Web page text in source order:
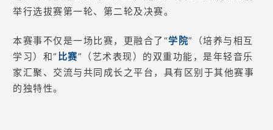
举行选拔赛第一轮、第二轮及决赛。
本赛事不仅是一场比赛，更融合了“学院”（培养与相互
学习）和“比赛”（艺术表现）的双重功能，是年轻音乐
家汇聚、交流与共同成长之平台，具有区别于其他赛事
的独特性。